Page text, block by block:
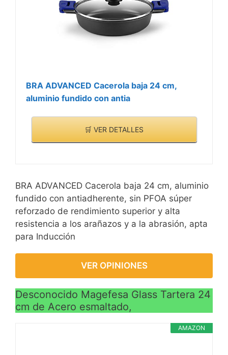
BRA ADVANCED Cacerola baja 24 cm,
aluminio fundido con antia
🛒 VER DETALLES
BRA ADVANCED Cacerola baja 24 cm, aluminio
fundido con antiadherente, sin PFOA súper
reforzado de rendimiento superior y alta
resistencia a los arañazos y a la abrasión, apta
para Inducción
VER OPINIONES
Desconocido Magefesa Glass Tartera 24
cm de Acero esmaltado,
AMAZON